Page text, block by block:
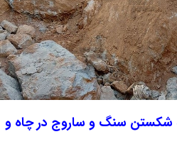
شکستن سنگ و ساروج در چاه و